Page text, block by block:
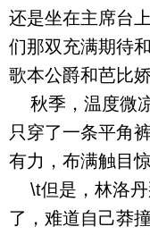
还是坐在主席台
们那双充满期待
歌本公爵和芭比娇
秋季，温度微
只穿了一条平角
有力，布满触目
\t但是，林洛丹
了，难道自己莽